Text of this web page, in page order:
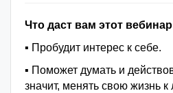
Что даст вам этот
▪️ Пробудит интерес к себе.
▪️ Поможет думать и
значит, менять свою жизнь к